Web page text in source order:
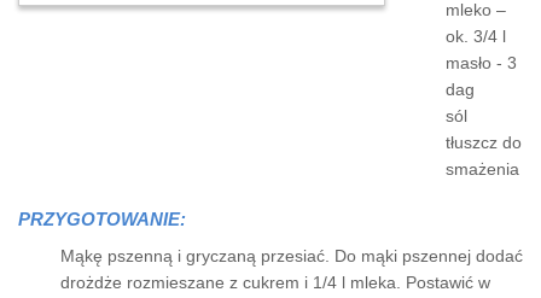
mleko –
ok. 3/4 l
masło - 3
dag
sól
tłuszcz do
smażenia
PRZYGOTOWANIE:
Mąkę pszenną i gryczaną przesiać. Do mąki pszennej dodać
drożdże rozmieszane z cukrem i 1/4 l mleka. Postawić w